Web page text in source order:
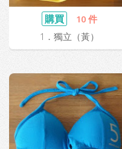
購買
10 件
1．獨立（黃）